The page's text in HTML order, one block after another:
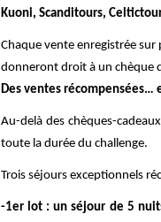
Kuoni, Scanditours,
Chaque vente enregistrée
donneront droit à un chèque
Des ventes récompensées…
Au-delà des chèques-
toute la durée du challenge.
Trois séjours exceptionnels
-1er lot : un séjour de 5